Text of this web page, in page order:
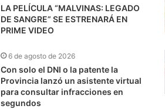
LA PELÍCULA “MALVINAS: LEGADO
DE SANGRE” SE ESTRENARÁ EN
PRIME VIDEO
6 de agosto de 2026
Con solo el DNI o la patente la
Provincia lanzó un asistente virtual
para consultar infracciones en
segundos